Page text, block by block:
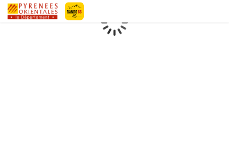
Geotrek-randoLoading